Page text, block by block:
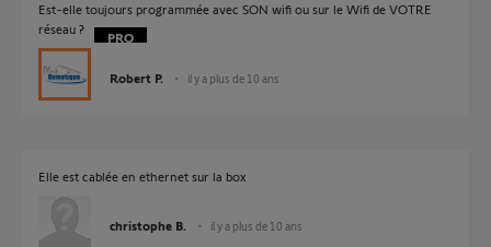
Est-elle toujours programmée avec SON wifi ou sur le Wifi de VOTRE
réseau ?
Robert P. il y a plus de 10 ans
Elle est cablée en ethernet sur la box
christophe B. il y a plus de 10 ans